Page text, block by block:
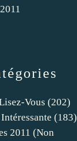
Vous (202)
(183)
2011 (non